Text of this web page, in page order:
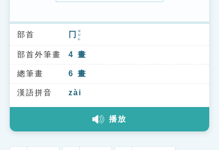
索引選單
知識索引
單字索引
生命大百科索引
教學應用
部首 冂 ㄐㄩㄥ
部首外筆畫 4 畫
總筆畫 6 畫
漢語拼音 zài
播放